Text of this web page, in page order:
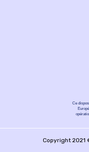
Ce
Copyright 2021